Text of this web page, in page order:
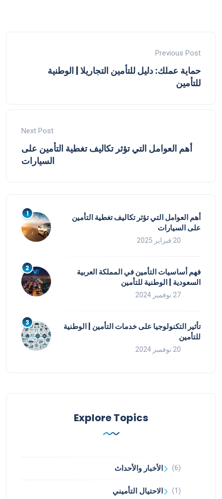
Previous Post
حماية عملك: دليل للتأمين التجاريلا | الوطنية
للتأمين
Next Post
أهم العوامل التي تؤثر تكاليف تغطية التأمين على
السيارات
أهم العوامل التي تؤثر تكاليف تغطية التأمين
على السيارات
20 فبراير 2025
فهم أساسيات التأمين في المملكة العربية
السعودية | الوطنية للتأمين
27 نوفمبر 2024
تأثير التكنولوجيا على خدمات التأمين | الوطنية
للتأمين
20 نوفمبر 2024
Explore Topics
الأخبار والأحداث (6)
الاحتيال التأميني (1)